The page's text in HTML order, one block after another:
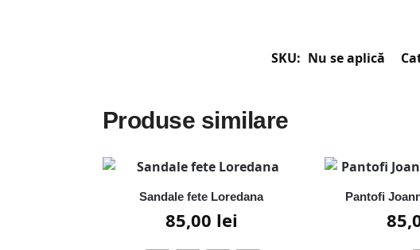
SKU: Nu se aplică
Produse similare
Sandale fete Loredana
85,00 lei
Pantofi